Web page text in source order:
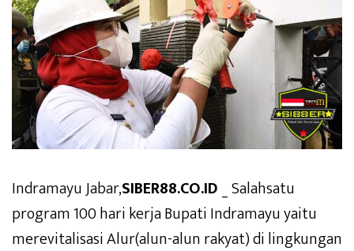
Indramayu Jabar,SIBER88.CO.ID _ Salahsatu
program 100 hari kerja Bupati Indramayu yaitu
merevitalisasi Alur(alun-alun rakyat) di lingkungan